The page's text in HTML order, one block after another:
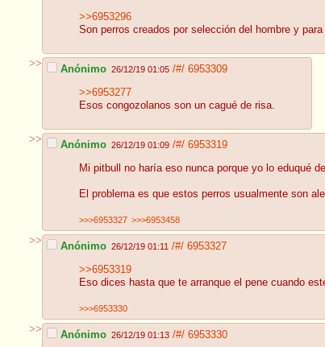
>>6953296
Son perros creados por selección del hombre y
>> Anónimo 26/12/19 01:05 /#/ 6953309
>>6953277
Esos congozolanos son un cagué de risa.
>> Anónimo 26/12/19 01:09 /#/ 6953319
Mi pitbull no haría eso nunca porque yo lo eduqué
El problema es que estos perros usualmente son
>>>6953327 >>>6953458
>> Anónimo 26/12/19 01:11 /#/ 6953327
>>6953319
Eso dices hasta que te arranque el pene cuando
>>>6953330
>> Anónimo 26/12/19 01:13 /#/ 6953330